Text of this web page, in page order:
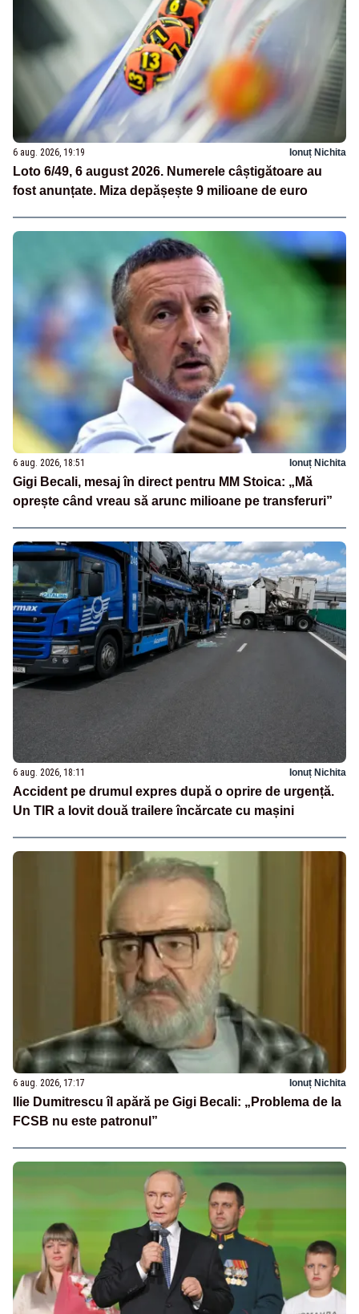
6 aug. 2026, 19:19 Ionuț Nichita
Loto 6/49, 6 august 2026. Numerele câștigătoare au
fost anunțate. Miza depășește 9 milioane de euro
6 aug. 2026, 18:51 Ionuț Nichita
Gigi Becali, mesaj în direct pentru MM Stoica: „Mă
oprește când vreau să arunc milioane pe transferuri”
6 aug. 2026, 18:11 Ionuț Nichita
Accident pe drumul expres după o oprire de urgență.
Un TIR a lovit două trailere încărcate cu mașini
6 aug. 2026, 17:17 Ionuț Nichita
Ilie Dumitrescu îl apără pe Gigi Becali: „Problema de la
FCSB nu este patronul”